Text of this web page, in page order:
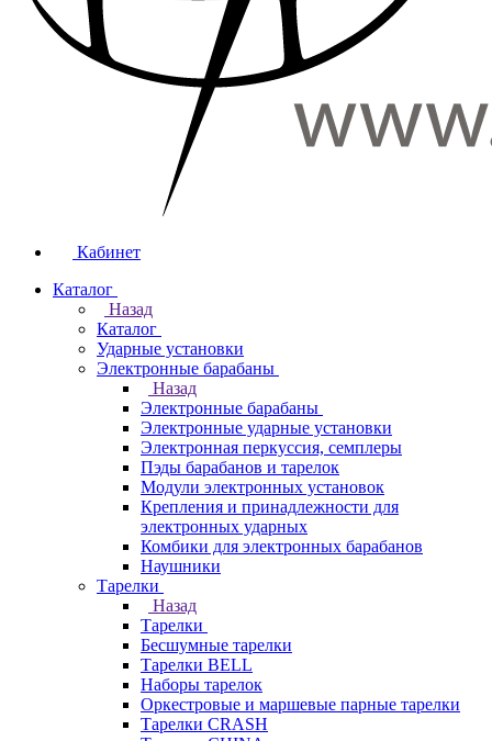
Кабинет
Каталог
Назад
Каталог
Ударные установки
Электронные барабаны
Назад
Электронные барабаны
Электронные ударные установки
Электронная перкуссия, семплеры
Пэды барабанов и тарелок
Модули электронных установок
Крепления и принадлежности для
электронных ударных
Комбики для электронных барабанов
Наушники
Тарелки
Назад
Тарелки
Бесшумные тарелки
Тарелки BELL
Наборы тарелок
Оркестровые и маршевые парные тарелки
Тарелки CRASH